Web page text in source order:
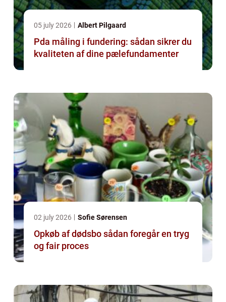
05 july 2026 Albert Pilgaard
Pda måling i fundering: sådan sikrer du
kvaliteten af dine pælefundamenter
02 july 2026 Sofie Sørensen
Opkøb af dødsbo sådan foregår en tryg
og fair proces